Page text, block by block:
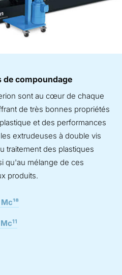
de compoundage
sont au cœur de chaque
de très bonnes propriétés
et des performances
extrudeuses à double vis
traitement des plastiques
qu'au mélange de ces
produits.
11